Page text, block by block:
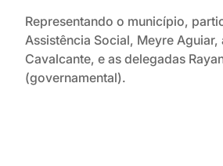
Representando o município,
Assistência Social, Meyre
Cavalcante, e as delegadas
(governamental).